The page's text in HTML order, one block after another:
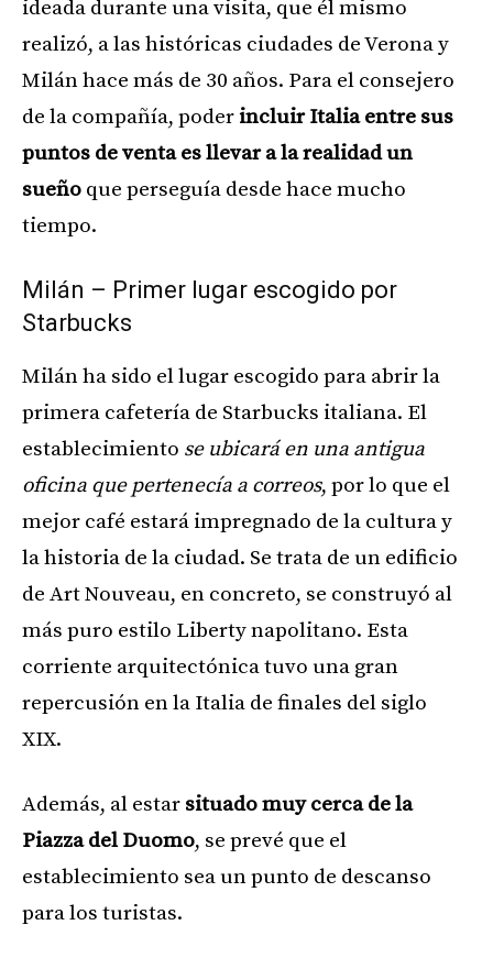
ideada durante una visita, que él mismo
realizó, a las históricas ciudades de Verona y
Milán hace más de 30 años. Para el consejero
de la compañía, poderincluir Italia entre sus
puntos de venta es llevar a la realidad un
sueño que perseguía desde hace mucho
tiempo.
Milán – Primer lugar escogido por
Starbucks
Milán ha sido el lugar escogido para abrir la
primera cafetería de Starbucks italiana. El
establecimiento se ubicará en una antigua
oficina que pertenecía a correos, por lo que el
mejor café estará impregnado de la cultura y
la historia de la ciudad. Se trata de un edificio
de Art Nouveau, en concreto, se construyó al
más puro estilo Liberty napolitano. Esta
corriente arquitectónica tuvo una gran
repercusión en la Italia de finales del siglo
XIX.
Además, al estar situado muy cerca de la
Piazza del Duomo, se prevé que el
establecimiento sea un punto de descanso
para los turistas.